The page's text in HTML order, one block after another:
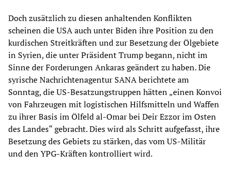
Doch zusätzlich zu diesen anhaltenden Konflikten
scheinen die USA auch unter Biden ihre Position zu den
kurdischen Streitkräften und zur Besetzung der Ölgebiete
in Syrien, die unter Präsident Trump begann, nicht im
Sinne der Forderungen Ankaras geändert zu haben. Die
syrische Nachrichtenagentur SANA berichtete am
Sonntag, die US-Besatzungstruppen hätten „einen Konvoi
von Fahrzeugen mit logistischen Hilfsmitteln und Waffen
zu ihrer Basis im Ölfeld al-Omar bei Deir Ezzor im Osten
des Landes“ gebracht. Dies wird als Schritt aufgefasst, ihre
Besetzung des Gebiets zu stärken, das vom US-Militär
und den YPG-Kräften kontrolliert wird.